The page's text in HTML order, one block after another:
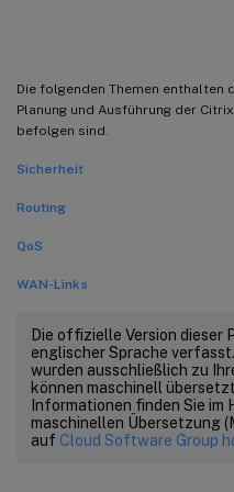
Die folgenden Themen enthalten
Planung und Ausführung der
befolgen sind.
Sicherheit
Routing
QoS
WAN-Links
Die offizielle Version dieser
englischer Sprache
wurden ausschließlich zu
können maschinell
Informationen finden Sie
maschinellen Übersetzung
auf Cloud Software Group